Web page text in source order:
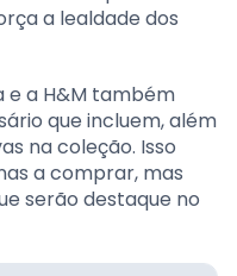
a lealdade dos
e a H&M também
que incluem, além
na coleção. Isso
a comprar, mas
serão destaque no